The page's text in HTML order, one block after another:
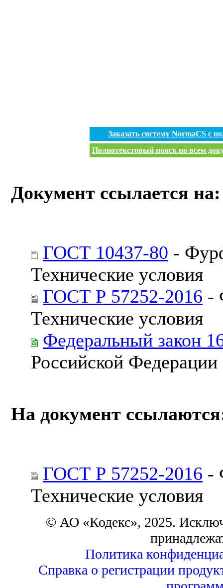
Заказать систему NormaCS с
Полнотекстовый поиск по всем
Документ ссылается на:
ГОСТ 10437-80 -
Технические условия
ГОСТ Р 57252-2016 -
Технические условия
Федеральный закон
Российской Федерации
На документ
ГОСТ Р 57252-2016 -
Технические условия
© АО «Кодекс», 2025.
Политика
Справка о регистрации